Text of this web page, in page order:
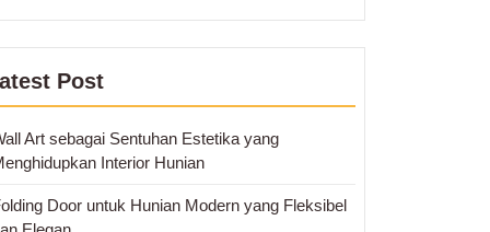
Post
Art sebagai Sentuhan Estetika yang
Interior Hunian
Door untuk Hunian Modern yang Fleksibel